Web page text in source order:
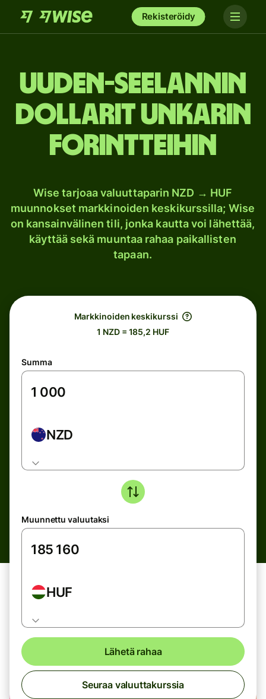
Rekisteröidy
Uuden-Seelannin
dollarit Unkarin
forintteihin
Wise tarjoaa valuuttaparin NZD → HUF
muunnokset markkinoiden keskikurssilla; Wise
on kansainvälinen tili, jonka kautta voi lähettää,
käyttää sekä muuntaa rahaa paikallisten
tapaan.
Markkinoiden keskikurssi
1 NZD = 185,2 HUF
Summa
NZD
Muunnettu valuutaksi
HUF
Lähetä rahaa
Seuraa valuuttakurssia